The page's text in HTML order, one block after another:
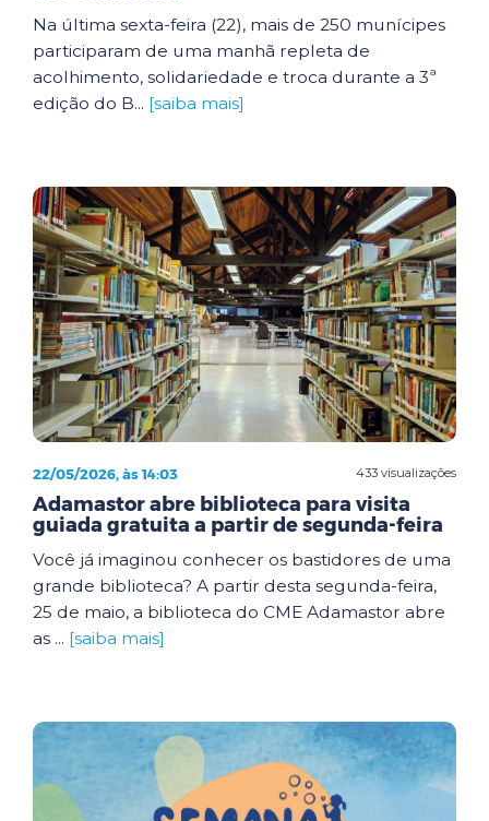
Na última sexta-feira (22), mais de 250 munícipes
participaram de uma manhã repleta de
acolhimento, solidariedade e troca durante a 3ª
edição do B... [saiba mais]
433 visualizações
22/05/2026, às 14:03
Adamastor abre biblioteca para visita
guiada gratuita a partir de segunda-feira
Você já imaginou conhecer os bastidores de uma
grande biblioteca? A partir desta segunda-feira,
25 de maio, a biblioteca do CME Adamastor abre
as ... [saiba mais]